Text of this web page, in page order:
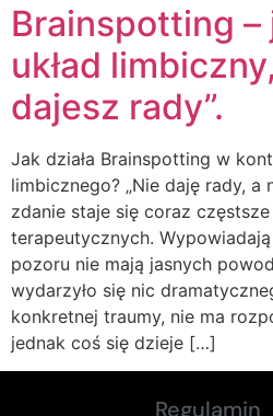
Brainspotting –
układ
dajesz rady”.
Jak działa Brainspotting w
limbicznego? „Nie daję rady, a
zdanie staje się coraz
terapeutycznych.
pozoru nie mają jasnych
wydarzyło się nic
konkretnej traumy, nie ma
jednak coś się dzieje […]
Regulamin